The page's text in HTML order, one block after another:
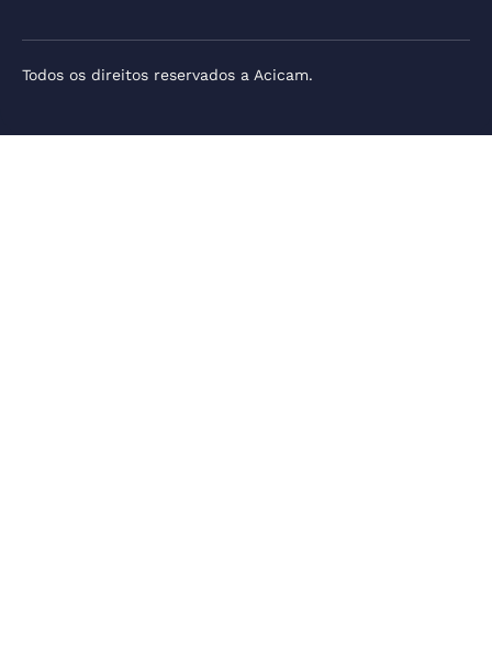
Todos os direitos reservados a Acicam.